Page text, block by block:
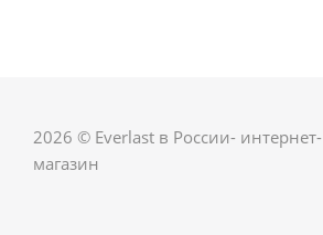
2026 © Everlast в России- интернет-
магазин